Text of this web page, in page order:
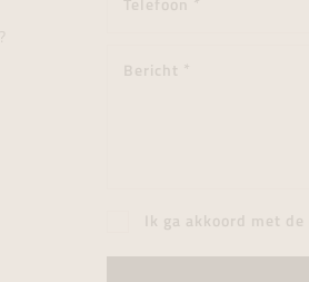
Ik ga akkoord met de